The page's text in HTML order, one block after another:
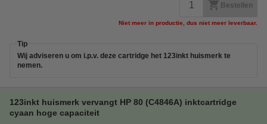
Bestellen
Niet meer in productie, dus niet meer leverbaar.
Tip
Wij adviseren u om i.p.v. deze cartridge het 123inkt huismerk te
nemen.
123inkt huismerk vervangt HP 80 (C4846A) inktcartridge
cyaan hoge capaciteit